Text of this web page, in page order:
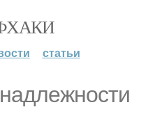
статьи